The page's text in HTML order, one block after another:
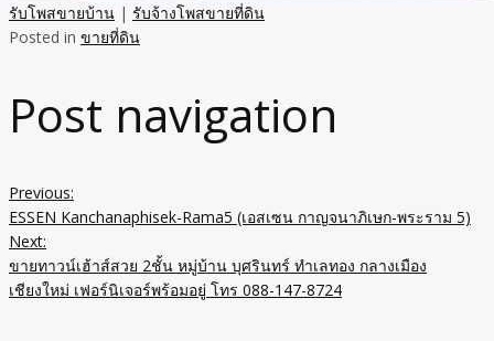
รับโพสขายบ้าน | รับจ้างโพสขายที่ดิน
Posted in ขายที่ดิน
Post navigation
Previous:
ESSEN Kanchanaphisek-Rama5 (เอสเซน กาญจนาภิเษก-พระราม 5)
Next:
ขายทาวน์เฮ้าส์สวย 2ชั้น หมู่บ้าน บุศรินทร์ ทำเลทอง กลางเมือง
เชียงใหม่ เฟอร์นิเจอร์พร้อมอยู่ โทร 088-147-8724